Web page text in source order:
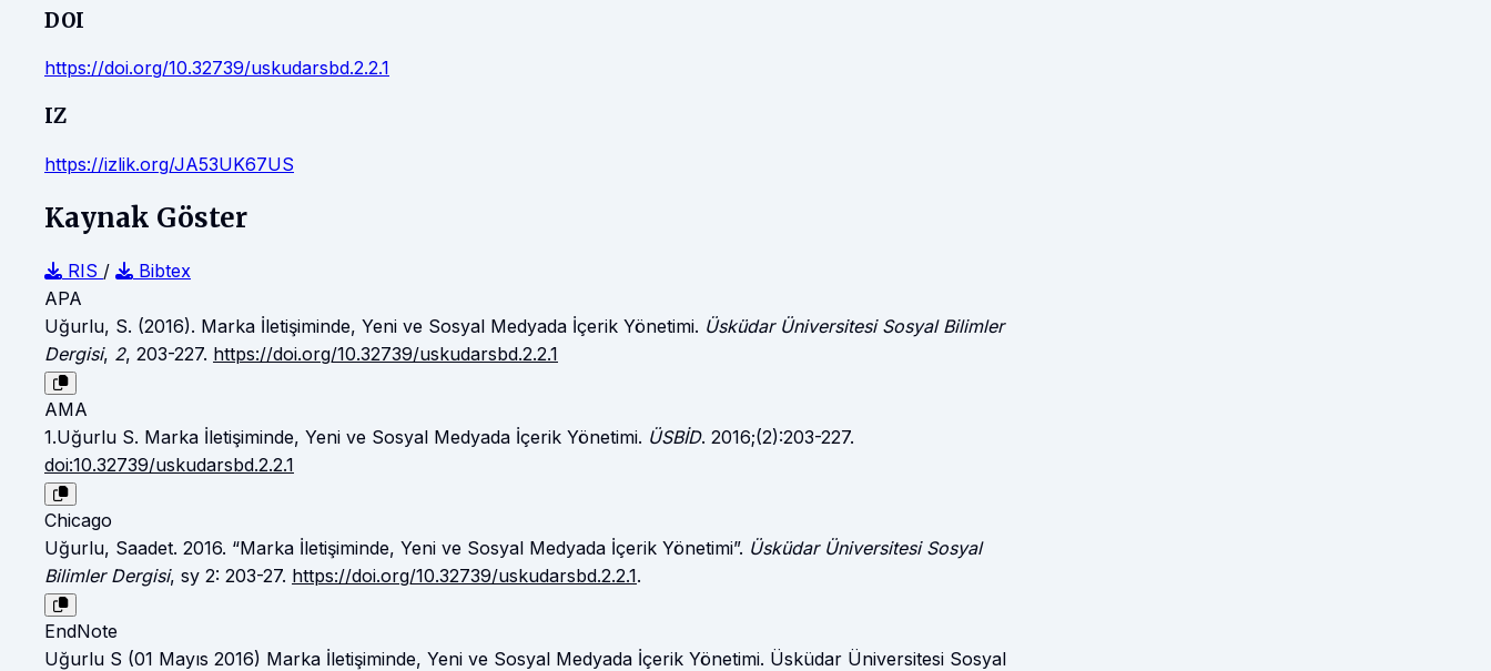
DOI
https://doi.org/10.32739/uskudarsbd.2.2.1
IZ
https://izlik.org/JA53UK67US
Kaynak Göster
RIS /
Bibtex
APA
Uğurlu, S. (2016). Marka İletişiminde, Yeni ve Sosyal Medyada İçerik Yönetimi. Üsküdar Üniversitesi Sosyal Bilimler
Dergisi, 2, 203-227. https://doi.org/10.32739/uskudarsbd.2.2.1
AMA
1.Uğurlu S. Marka İletişiminde, Yeni ve Sosyal Medyada İçerik Yönetimi. ÜSBİD. 2016;(2):203-227.
doi:10.32739/uskudarsbd.2.2.1
Chicago
Uğurlu, Saadet. 2016. “Marka İletişiminde, Yeni ve Sosyal Medyada İçerik Yönetimi”. Üsküdar Üniversitesi Sosyal
Bilimler Dergisi, sy 2: 203-27. https://doi.org/10.32739/uskudarsbd.2.2.1.
EndNote
Uğurlu S (01 Mayıs 2016) Marka İletişiminde, Yeni ve Sosyal Medyada İçerik Yönetimi. Üsküdar Üniversitesi Sosyal